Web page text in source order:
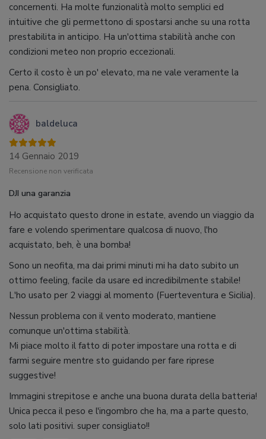
concernenti. Ha molte funzionalità molto semplici ed
intuitive che gli permettono di spostarsi anche su una rotta
prestabilita in anticipo. Ha un'ottima stabilità anche con
condizioni meteo non proprio eccezionali.
Certo il costo è un po' elevato, ma ne vale veramente la
pena. Consigliato.
baldeluca
14 Gennaio 2019
Recensione non verificata
DJI una garanzia
Ho acquistato questo drone in estate, avendo un viaggio da
fare e volendo sperimentare qualcosa di nuovo, l'ho
acquistato, beh, è una bomba!
Sono un neofita, ma dai primi minuti mi ha dato subito un
ottimo feeling, facile da usare ed incredibilmente stabile!
L'ho usato per 2 viaggi al momento (Fuerteventura e Sicilia).
Nessun problema con il vento moderato, mantiene
comunque un'ottima stabilità.
Mi piace molto il fatto di poter impostare una rotta e di
farmi seguire mentre sto guidando per fare riprese
suggestive!
Immagini strepitose e anche una buona durata della batteria!
Unica pecca il peso e l'ingombro che ha, ma a parte questo,
solo lati positivi. super consigliato!!